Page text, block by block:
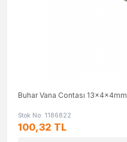
Buhar Vana Contası 13x4x4mm
Stok No: 1186822
100,32 TL